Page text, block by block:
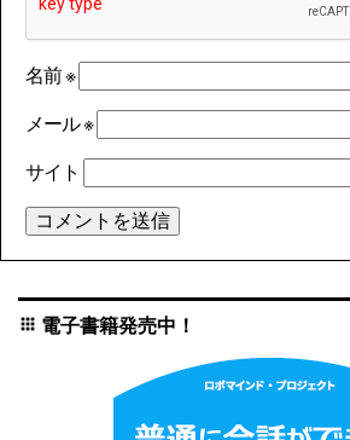
名前※
メール※
サイト
apps 電子書籍発売中！